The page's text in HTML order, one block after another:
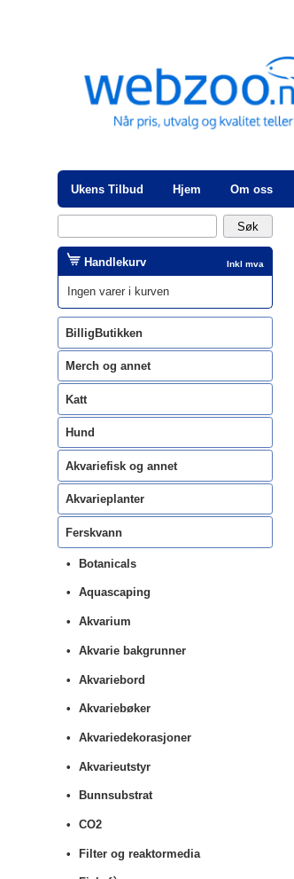
Ukens Tilbud Hjem Om oss
Inkl mva
Handlekurv
Ingen varer i kurven
BilligButikken
Merch og annet
Katt
Hund
Akvariefisk og annet
Akvarieplanter
Ferskvann
Botanicals
Aquascaping
Akvarium
Akvarie bakgrunner
Akvariebord
Akvariebøker
Akvariedekorasjoner
Akvarieutstyr
Bunnsubstrat
CO2
Filter og reaktormedia